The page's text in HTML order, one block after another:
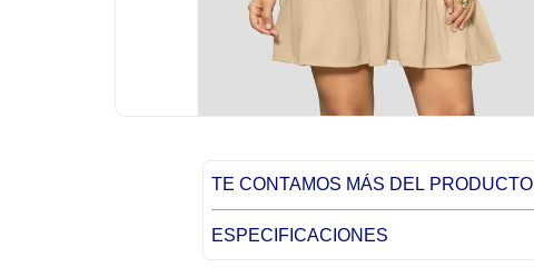
TE CONTAMOS MÁS DEL PRODUCTO
ESPECIFICACIONES